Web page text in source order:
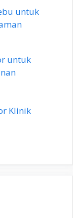
untuk
untuk
Klinik